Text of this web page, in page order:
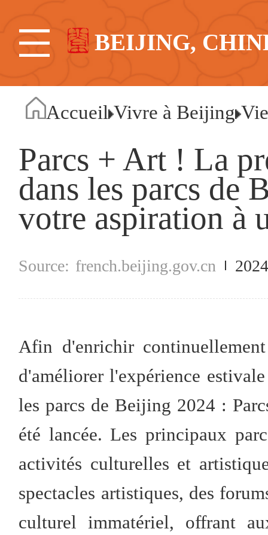
BEIJING,
Accueil Vivre à Beijing
Parcs + Art ! La
dans les parcs de
votre aspiration à
french.beijing.gov.cn
Afin d'enrichir
d'améliorer l'expérience
les parcs de Beijing 2024 :
été lancée. Les principaux
activités culturelles et
spectacles artistiques, des
culturel immatériel, offrant